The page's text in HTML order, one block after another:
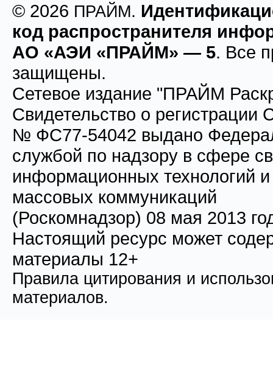
© 2026 ПРАЙМ.
код распространителя
АО «АЭИ «ПРАЙМ» — 5. Все
защищены.
Сетевое издание "ПРАЙМ
Свидетельство о
№ ФС77-54042 выдано
службой по надзору в сфере
информационных технологий и
массовых коммуникаций
(Роскомнадзор) 08 мая 2013
Настоящий ресурс может
материалы 12+
Правила цитирования и
материалов.